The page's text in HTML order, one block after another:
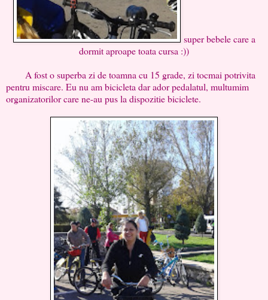
super bebele care a
dormit aproape toata cursa :))
A fost o superba zi de toamna cu 15 grade, zi tocmai potrivita
pentru miscare. Eu nu am bicicleta dar ador pedalatul, multumim
organizatorilor care ne-au pus la dispozitie biciclete.